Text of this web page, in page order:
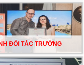
– BẮT ĐẦU TỪ NGÀY
BỔNG KỲ SPRING 2026
ĐỐI TÁC TRƯỜNG